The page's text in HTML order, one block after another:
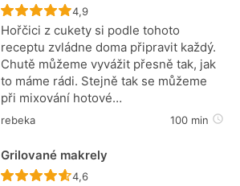
Recept ještě nebyl hodnocen
4,9
Hořčici z cukety si podle tohoto
receptu zvládne doma připravit každý.
Chutě můžeme vyvážit přesně tak, jak
to máme rádi. Stejně tak se můžeme
při mixování hotové…
rebeka 100 min
Grilované makrely
Recept ještě nebyl hodnocen
4,6